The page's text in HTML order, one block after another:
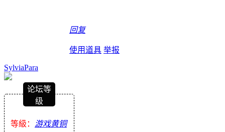
回复
使用道具 举报
SylviaPara
论坛等
级
等級： 游戏黄铜